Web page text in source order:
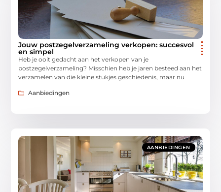
Jouw postzegelverzameling verkopen: succesvol
en simpel
Heb je ooit gedacht aan het verkopen van je
postzegelverzameling? Misschien heb je jaren besteed aan het
verzamelen van die kleine stukjes geschiedenis, maar nu
Aanbiedingen
AANBIEDINGEN